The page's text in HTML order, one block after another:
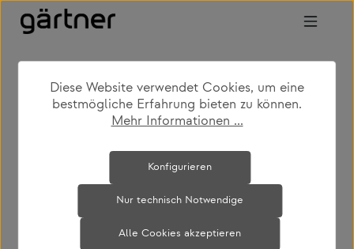
Zum Hauptinhalt springen
shop produkte
outdoor
gartencouch- & beistelltische
Bildergalerie überspringen
Diese Website verwendet Cookies, um eine
bestmögliche Erfahrung bieten zu können.
Mehr Informationen ...
Nur technisch Notwendige
Konfigurieren
Alle Cookies akzeptieren